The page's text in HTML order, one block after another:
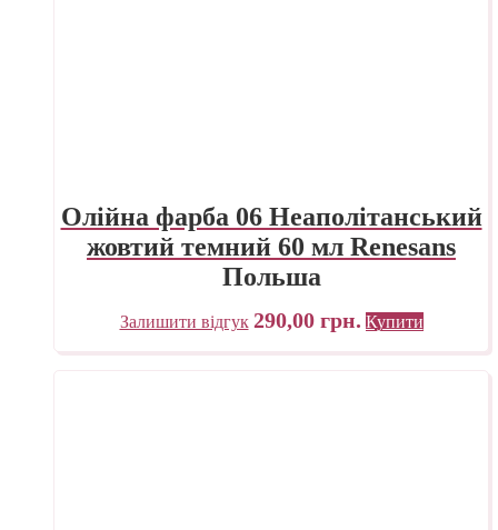
Олійна фарба 06 Неаполітанський
жовтий темний 60 мл Renesans
Польша
Залишити відгук 290,00 грн. Купити